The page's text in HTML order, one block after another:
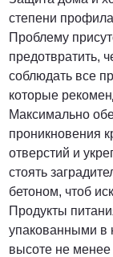
степени
Проблему
предотвратить,
соблюдать все
которые
Максимально
проникновения
отверстий и
стоять
бетоном, чтоб
Продукты
упакованными в
высоте не